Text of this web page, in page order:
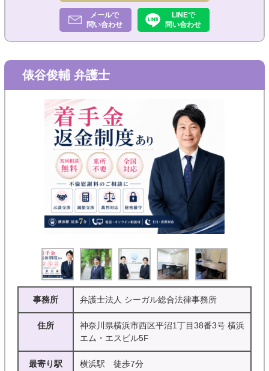
メールで
問い合わせ
LINEで
問い合わせ
俵谷俊輔 弁護士
事務所 弁護士法人 シーガル総合法律事務所
住所
神奈川県横浜市西区平沼1丁目38番3号 横浜
エム・エスビル5F
最寄り駅 横浜駅 徒歩7分